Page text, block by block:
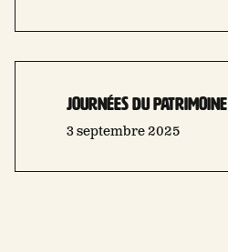
Journées du patrimoine
3 septembre 2025